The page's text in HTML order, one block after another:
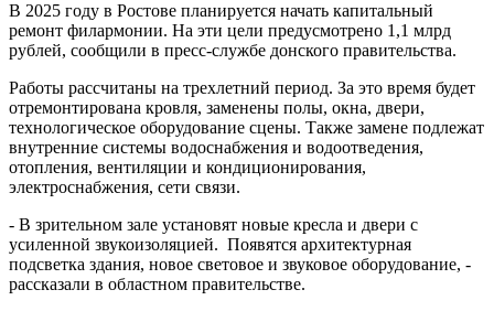
В 2025 году в Ростове планируется начать капитальный
ремонт филармонии. На эти цели предусмотрено 1,1 млрд
рублей, сообщили в пресс-службе донского правительства.
Работы рассчитаны на трехлетний период. За это время будет
отремонтирована кровля, заменены полы, окна, двери,
технологическое оборудование сцены. Также замене подлежат
внутренние системы водоснабжения и водоотведения,
отопления, вентиляции и кондиционирования,
электроснабжения, сети связи.
- В зрительном зале установят новые кресла и двери с
усиленной звукоизоляцией. Появятся архитектурная
подсветка здания, новое световое и звуковое оборудование, -
рассказали в областном правительстве.